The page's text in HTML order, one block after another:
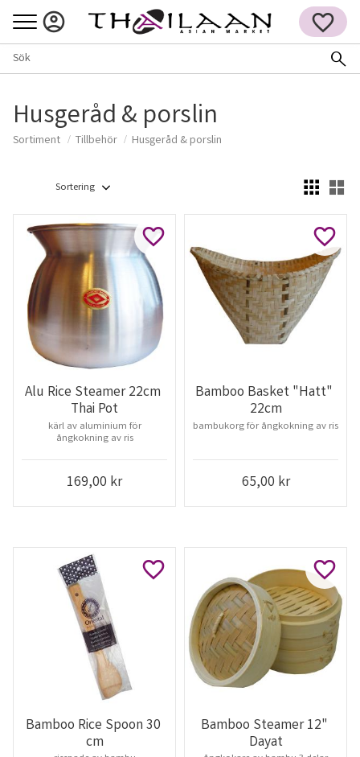
FAVORITER
Husgeråd & porslin
Sortiment Tillbehör Husgeråd & porslin
Alu Rice Steamer 22cm
Thai Pot
kärl av aluminium för
ångkokning av ris
169,00 kr
Lägg till i favoriter
Bamboo Basket "Hatt"
22cm
bambukorg för ångkokning av ris
65,00 kr
Lägg
Bamboo Rice Spoon 30
cm
Lägg till i favoriter
Bamboo Steamer 12"
Dayat
Lägg